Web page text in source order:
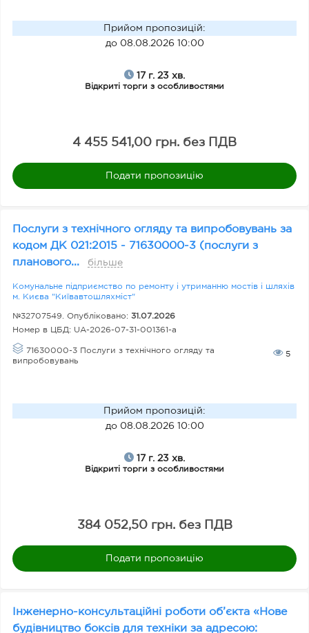
Прийом пропозицій:
до 08.08.2026 10:00
17 г. 23 хв.
Відкриті торги з особливостями
4 455 541,00 грн. без ПДВ
Подати пропозицію
Послуги з технічного огляду та випробовувань за
кодом ДК 021:2015 - 71630000-3 (послуги з
планового...
більше
Комунальне підприємство по ремонту і утриманню мостів і шляхів
м. Києва "Київавтошляхміст"
№32707549. Опубліковано: 31.07.2026
Номер в ЦБД: UA-2026-07-31-001361-a
71630000-3 Послуги з технічного огляду та
випробовувань
5
Прийом пропозицій:
до 08.08.2026 10:00
17 г. 23 хв.
Відкриті торги з особливостями
384 052,50 грн. без ПДВ
Подати пропозицію
Інженерно-консультаційні роботи об’єкта «Нове
будівництво боксів для техніки за адресою: